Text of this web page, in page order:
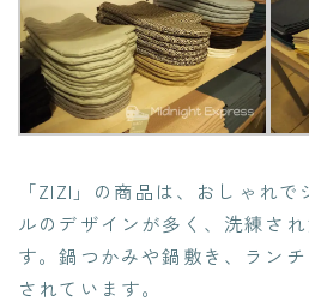
「ZIZI」の商品は、おしゃれ
ルのデザインが多く、洗練さ
す。鍋つかみや鍋敷き、ラン
されています。